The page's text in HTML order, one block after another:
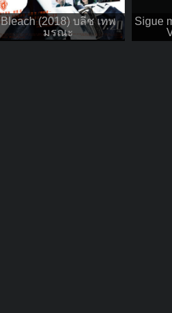
Bleach (2018) บลีช เทพ
มรณะ
Sigue